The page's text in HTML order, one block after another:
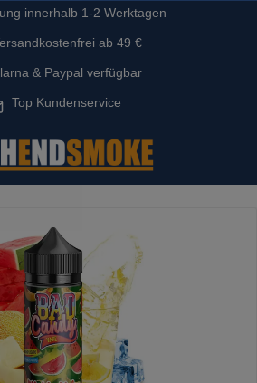
innerhalb 1-2 Werktagen
ab 49 €
& Paypal verfügbar
Top Kundenservice